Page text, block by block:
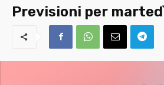
Previsioni per